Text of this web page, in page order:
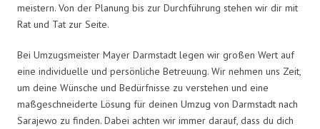
meistern. Von der Planung bis zur Durchführung stehen wir dir mit
Rat und Tat zur Seite.
Bei Umzugsmeister Mayer Darmstadt legen wir großen Wert auf
eine individuelle und persönliche Betreuung. Wir nehmen uns Zeit,
um deine Wünsche und Bedürfnisse zu verstehen und eine
maßgeschneiderte Lösung für deinen Umzug von Darmstadt nach
Sarajewo zu finden. Dabei achten wir immer darauf, dass du dich